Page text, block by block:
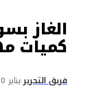
الغاز
كميات
فريق التحرير يناير 10, 2022